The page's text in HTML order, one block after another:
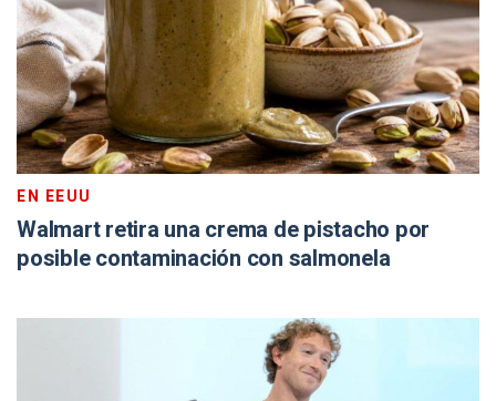
EN EEUU
Walmart retira una crema de pistacho por
posible contaminación con salmonela